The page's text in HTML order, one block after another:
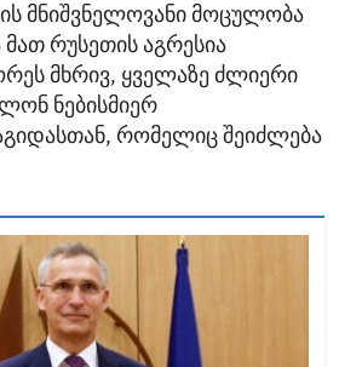
მნიშვნელოვანი მოცულობა
მათ რუსეთის აგრესია
მხრივ, ყველაზე ძლიერი
ნებისმიერ
რომელიც შეიძლება